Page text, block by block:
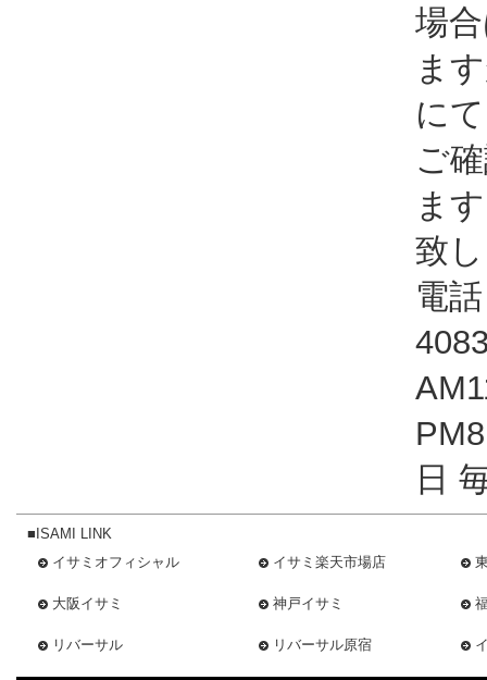
場
ま
に
ご
ま
致
電
日
■ISAMI LINK
イサミオフィシャル
イサミ楽天市場店
大阪イサミ 神戸イサミ
リバーサル リバーサル原宿